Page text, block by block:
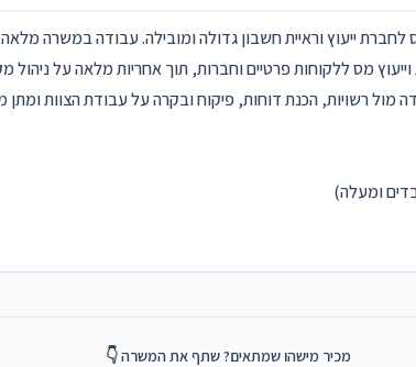
ייעוץ וראיית חשבון גדולה ומובילה. עבודה במשרה
מס ללקוחות פרטיים וחברות, תוך אחריות מלאה על ניהול
מול רשויות, הכנת דוחות, פיקוח ובקרה על עבודת הצוות
מכיר מישהו שמתאים? שתף את המשרה 👇